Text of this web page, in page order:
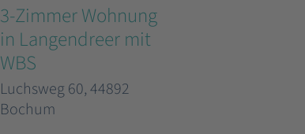
3-Zimmer Wohnung
in Langendreer mit
WBS
Luchsweg 60, 44892
Bochum